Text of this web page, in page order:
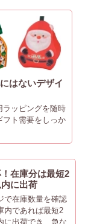
はないデザイ
ラッピングを随時
フト需要をしっか
在庫分は最短2
に出荷
で在庫数量を確認
内であれば最短2
に出荷でき、急な